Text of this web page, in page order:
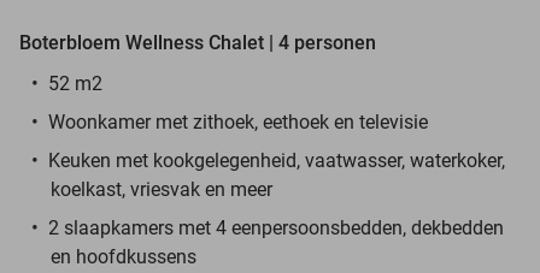
Boterbloem Wellness Chalet | 4 personen
52 m2
Woonkamer met zithoek, eethoek en televisie
Keuken met kookgelegenheid, vaatwasser, waterkoker,
koelkast, vriesvak en meer
2 slaapkamers met 4 eenpersoonsbedden, dekbedden
en hoofdkussens